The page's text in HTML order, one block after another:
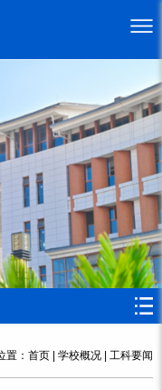
置： 首页 | 学校概况 | 工科要闻